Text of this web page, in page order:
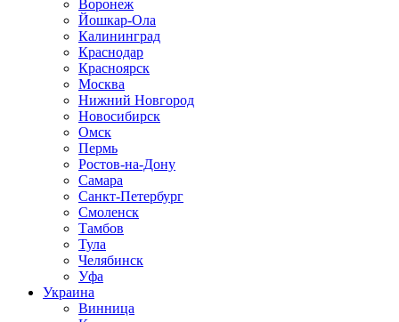
Воронеж
Йошкар-Ола
Калининград
Краснодар
Красноярск
Москва
Нижний Новгород
Новосибирск
Омск
Пермь
Ростов-на-Дону
Самара
Санкт-Петербург
Смоленск
Тамбов
Тула
Челябинск
Уфа
Украина
Винница